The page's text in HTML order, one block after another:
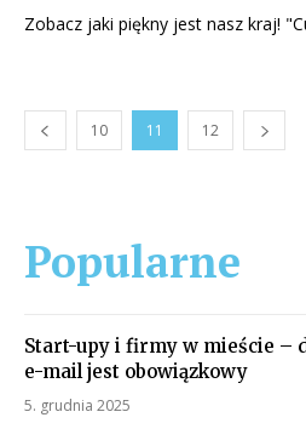
Zobacz jaki piękny jest nasz kraj!
10 11 12
Popularne
Start-upy i firmy w mieście –
e-mail jest obowiązkowy
5. grudnia 2025